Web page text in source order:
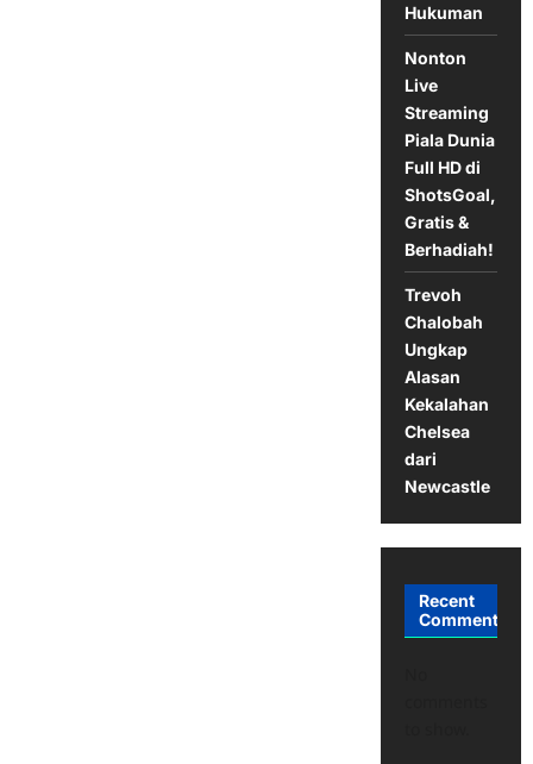
Hukuman
Nonton
Live
Streaming
Piala Dunia
Full HD di
ShotsGoal,
Gratis &
Berhadiah!
Trevoh
Chalobah
Ungkap
Alasan
Kekalahan
Chelsea
dari
Newcastle
Recent
Comments